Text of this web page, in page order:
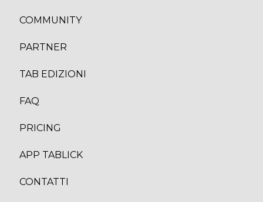
COMMUNITY
PARTNER
TAB EDIZION
FAQ
PRICING
APP TABLICK
CONTATTI